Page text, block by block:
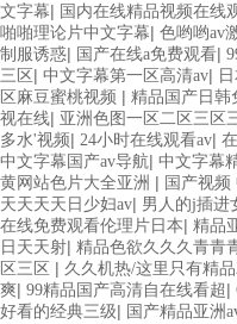
文字幕| 国内在线精品视频在线
啪啪理论片中文字幕| 色哟哟av
制服诱惑| 国产在线a免费观看|
三区 | 中文字幕第一区高清av|
区麻豆蜜桃视频 | 精品国产日韩
视在线| 亚洲色图一区二区三区
多水'视频| 24小时在线观看av|
中文字幕国产av导航| 中文字幕
黄网站色片大全亚洲 | 国产视频
天天天天日少妇av| 男人的j插进
在线免费观看伦理片日本| 精品
日天天射| 精品色欲久久久青青
区三区 | 久久机热/这里只有精
爽| 99精品国产高清自在线看超 |
好看的经典三级| 国产精品亚洲